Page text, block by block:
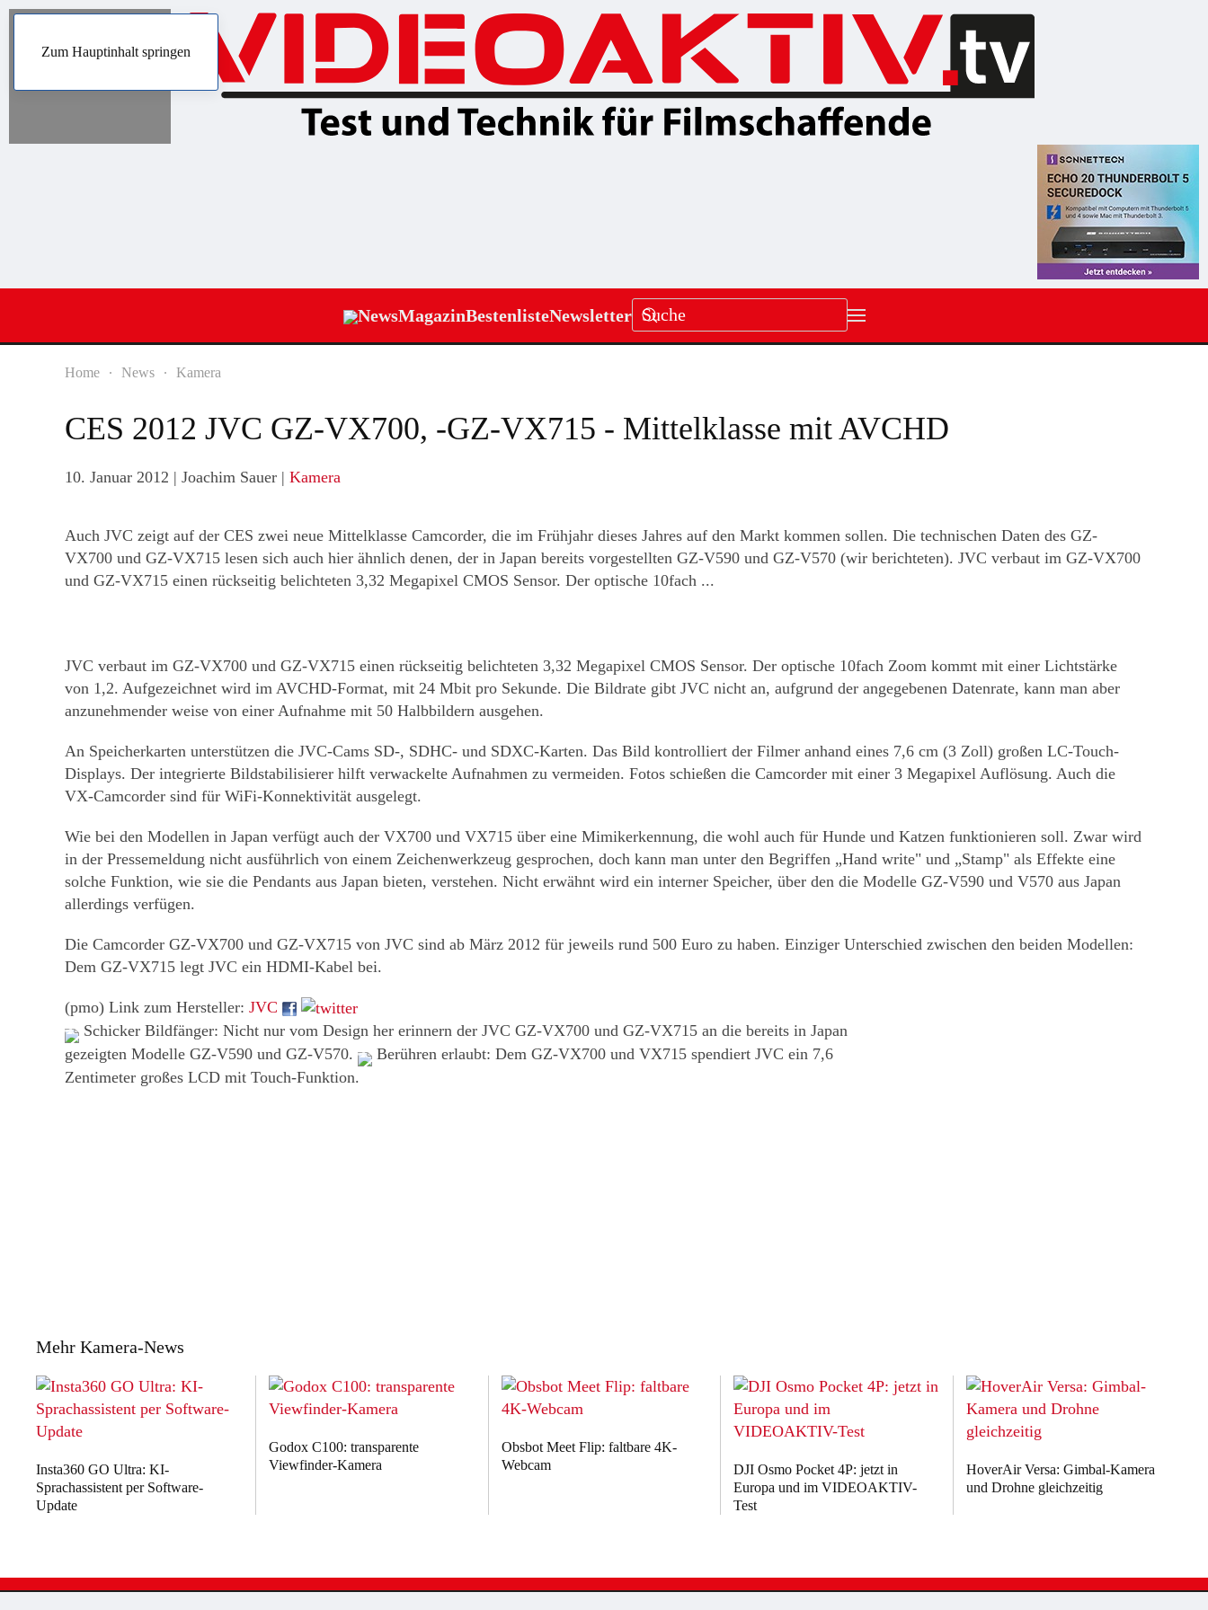
Zum Hauptinhalt springen
NewsMagazinBestenlisteNewsletter
Home News Kamera
CES 2012 JVC GZ-VX700, -GZ-VX715 - Mittelklasse mit AVCHD
10. Januar 2012 | Joachim Sauer | Kamera
Auch JVC zeigt auf der CES zwei neue Mittelklasse Camcorder, die im Frühjahr dieses Jahres auf den Markt kommen sollen. Die technischen Daten des GZ-
VX700 und GZ-VX715 lesen sich auch hier ähnlich denen, der in Japan bereits vorgestellten GZ-V590 und GZ-V570 (wir berichteten). JVC verbaut im GZ-VX700
und GZ-VX715 einen rückseitig belichteten 3,32 Megapixel CMOS Sensor. Der optische 10fach ...
JVC verbaut im GZ-VX700 und GZ-VX715 einen rückseitig belichteten 3,32 Megapixel CMOS Sensor. Der optische 10fach Zoom kommt mit einer Lichtstärke
von 1,2. Aufgezeichnet wird im AVCHD-Format, mit 24 Mbit pro Sekunde. Die Bildrate gibt JVC nicht an, aufgrund der angegebenen Datenrate, kann man aber
anzunehmender weise von einer Aufnahme mit 50 Halbbildern ausgehen.
An Speicherkarten unterstützen die JVC-Cams SD-, SDHC- und SDXC-Karten. Das Bild kontrolliert der Filmer anhand eines 7,6 cm (3 Zoll) großen LC-Touch-
Displays. Der integrierte Bildstabilisierer hilft verwackelte Aufnahmen zu vermeiden. Fotos schießen die Camcorder mit einer 3 Megapixel Auflösung. Auch die
VX-Camcorder sind für WiFi-Konnektivität ausgelegt.
Wie bei den Modellen in Japan verfügt auch der VX700 und VX715 über eine Mimikerkennung, die wohl auch für Hunde und Katzen funktionieren soll. Zwar wird
in der Pressemeldung nicht ausführlich von einem Zeichenwerkzeug gesprochen, doch kann man unter den Begriffen „Hand write" und „Stamp" als Effekte eine
solche Funktion, wie sie die Pendants aus Japan bieten, verstehen. Nicht erwähnt wird ein interner Speicher, über den die Modelle GZ-V590 und V570 aus Japan
allerdings verfügen.
Die Camcorder GZ-VX700 und GZ-VX715 von JVC sind ab März 2012 für jeweils rund 500 Euro zu haben. Einziger Unterschied zwischen den beiden Modellen:
Dem GZ-VX715 legt JVC ein HDMI-Kabel bei.
(pmo) Link zum Hersteller: JVC
Schicker Bildfänger: Nicht nur vom Design her erinnern der JVC GZ-VX700 und GZ-VX715 an die bereits in Japan
gezeigten Modelle GZ-V590 und GZ-V570.
Berühren erlaubt: Dem GZ-VX700 und VX715 spendiert JVC ein 7,6
Zentimeter großes LCD mit Touch-Funktion.
Mehr Kamera-News
Insta360 GO Ultra: KI-
Sprachassistent per Software-
Update
Godox C100: transparente
Viewfinder-Kamera
Obsbot Meet Flip: faltbare 4K-
Webcam
DJI Osmo Pocket 4P: jetzt in
Europa und im VIDEOAKTIV-
Test
HoverAir Versa: Gimbal-Kamera
und Drohne gleichzeitig